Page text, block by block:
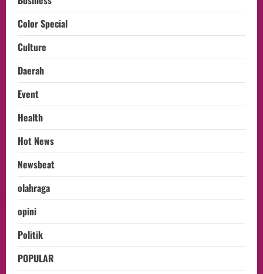
Color Special
Culture
Daerah
Event
Health
Hot News
Newsbeat
olahraga
opini
Politik
POPULAR